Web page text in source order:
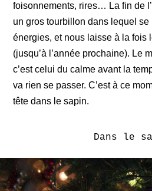
foisonnements, rires… La fin de
un gros tourbillon dans lequel
énergies, et nous laisse à la fois
(jusqu’à l’année prochaine). Le
c’est celui du calme avant la
va rien se passer. C’est à ce
tête dans le sapin.
Dans le